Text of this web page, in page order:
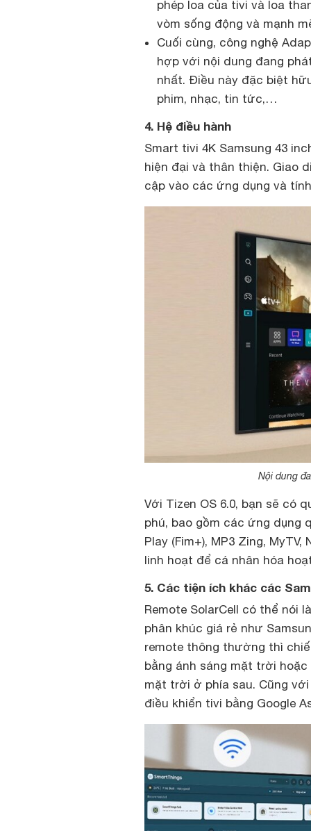
phép loa của tivi và loa
vòm sống động và mạnh
Cuối cùng, công nghệ
hợp với nội dung đang
nhất. Điều này đặc biệt
phim, nhạc, tin tức,…
4. Hệ điều hành
Smart tivi 4K Samsung 43
hiện đại và thân thiện. Giao
cập vào các ứng dụng và
Nội dung
Với Tizen OS 6.0, bạn sẽ có
phú, bao gồm các ứng dụng
Play (Fim+), MP3 Zing,
linh hoạt để cá nhân hóa
5. Các tiện ích khác các
Remote SolarCell có thể nói
phân khúc giá rẻ như
remote thông thường thì
bằng ánh sáng mặt trời
mặt trời ở phía sau. Cũng
điều khiển tivi bằng Google